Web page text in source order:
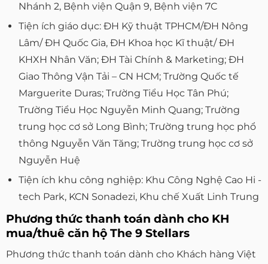
Nhánh 2, Bệnh viện Quận 9, Bệnh viện 7C
Tiện ích giáo dục: ĐH Kỹ thuật TPHCM/ĐH Nông
Lâm/ ĐH Quốc Gia, ĐH Khoa học Kĩ thuật/ ĐH
KHXH Nhân Văn; ĐH Tài Chính & Marketing; ĐH
Giao Thông Vận Tải – CN HCM; Trường Quốc tế
Marguerite Duras; Trường Tiểu Học Tân Phú;
Trường Tiểu Học Nguyễn Minh Quang; Trường
trung học cơ sở Long Bình; Trường trung học phổ
thông Nguyễn Văn Tăng; Trường trung học cơ sở
Nguyễn Huệ
Tiện ích khu công nghiệp: Khu Công Nghệ Cao Hi -
tech Park, KCN Sonadezi, Khu chế Xuất Linh Trung
Phương thức thanh toán dành cho KH
mua/thuê căn hộ The 9 Stellars
Phương thức thanh toán dành cho Khách hàng Việt